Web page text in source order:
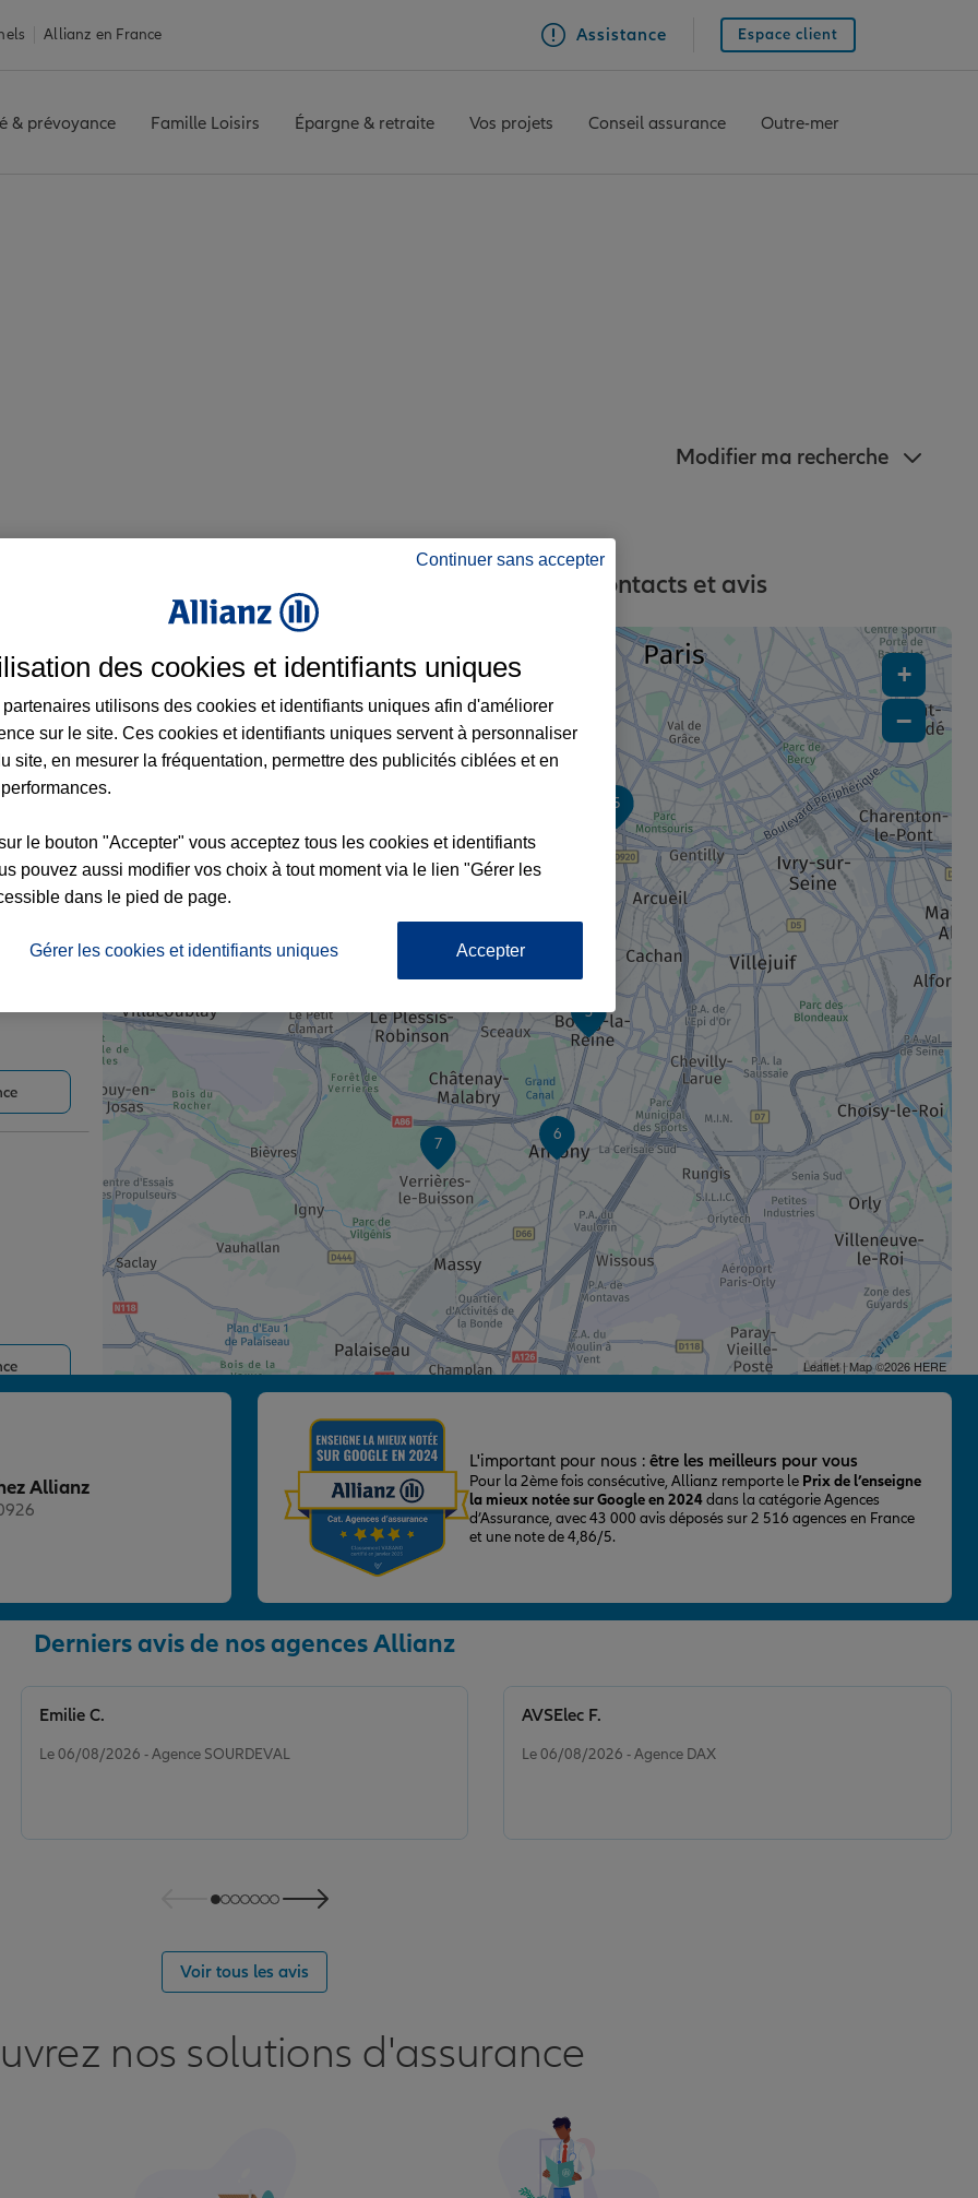
Allianz en France Assistance Espace client
& prévoyance Famille Loisirs Épargne & retraite Vos projets Conseil assurance Outre-mer
Modifier ma recherche
à Fontenay-aux-Roses et aux alentours : adresses, contacts et avis
6
5
7
3
2
+
−
Leaflet| Map ©2026 HERE
Allianz
L'important pour nous : être les meilleurs pour vous
Pour la 2ème fois consécutive, Allianz remporte le Prix de l’enseigne
la mieux notée sur Google en 2024dans la catégorie Agences
d’Assurance, avec 43 000 avis déposés sur 2 516 agences en France
et une note de 4,86/5.
Derniers avis de nos agences Allianz
Le 06/08/2026 - Agence SOURDEVAL
Emilie C.
Le 06/08/2026 - Agence DAX
AVSElec F.
Voir tous les avis
nos solutions d'assurance
Continuer sans accepter
des cookies et identifiants uniques
partenaires utilisons des cookies et identifiants uniques afin d'améliorer
sur le site. Ces cookies et identifiants uniques servent à personnaliser
site, en mesurer la fréquentation, permettre des publicités ciblées et en
le bouton "Accepter" vous acceptez tous les cookies et identifiants
pouvez aussi modifier vos choix à tout moment via le lien "Gérer les
dans le pied de page.
Gérer les cookies et identifiants uniques Accepter